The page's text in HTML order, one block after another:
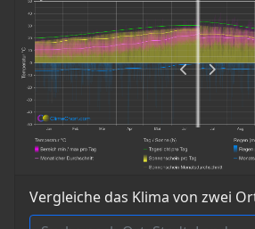
Vergleiche das Klima von zwei